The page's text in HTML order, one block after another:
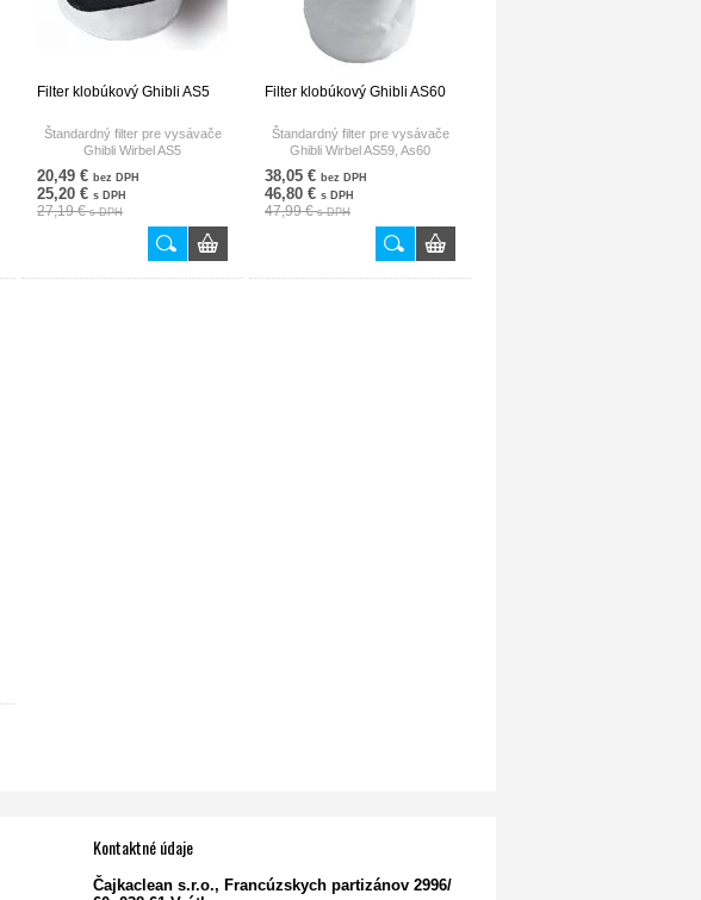
Filter klobúkový Ghibli AS5
Štandardný filter pre vysávače
Ghibli Wirbel AS5
20,49 € bez DPH
25,20 € s DPH
27,19 €s DPH
Filter klobúkový Ghibli AS60
Štandardný filter pre vysávače
Ghibli Wirbel AS59, As60
38,05 € bez DPH
46,80 € s DPH
47,99 €s DPH
Kontaktné údaje
Čajkaclean s.r.o., Francúzskych partizánov 2996/